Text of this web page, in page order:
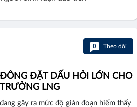
0 Theo dõi
ĐẶT DẤU HỎI LỚN CHO
LNG
gây ra mức độ gián đoạn hiếm thấy